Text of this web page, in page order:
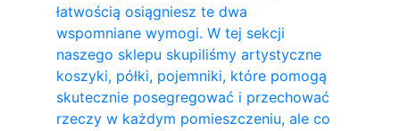
łatwością osiągniesz te dwa
wspomniane wymogi. W tej sekcji
naszego sklepu skupiliśmy artystyczne
koszyki, półki, pojemniki, które pomogą
skutecznie posegregować i przechować
rzeczy w każdym pomieszczeniu, ale co